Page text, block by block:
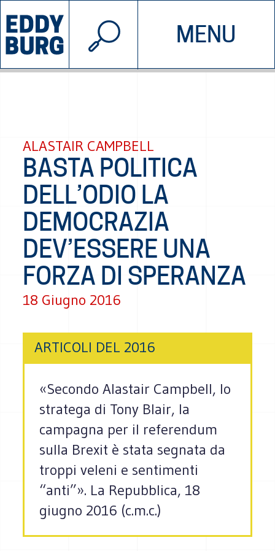
MENU
INIZIATIVE CHI SIAMO
© 2026 EDDYBURG
ALASTAIR CAMPBELL
BASTA POLITICA
DELL’ODIO LA
DEMOCRAZIA
DEV’ESSERE UNA
FORZA DI SPERANZA
18 Giugno 2016
ARTICOLI DEL 2016
«Secondo Alastair Campbell, lo
stratega di Tony Blair, la
campagna per il referendum
sulla Brexit è stata segnata da
troppi veleni e sentimenti
“anti”». La Repubblica, 18
giugno 2016 (c.m.c.)